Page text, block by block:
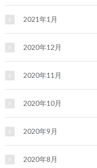
2021年1月
2020年12月
2020年11月
2020年10月
2020年9月
2020年8月